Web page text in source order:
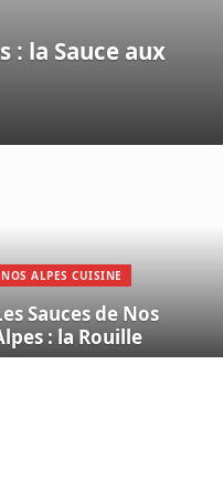
: la Sauce aux
NOS ALPES CUISINE
Sauces de Nos
: la Rouille